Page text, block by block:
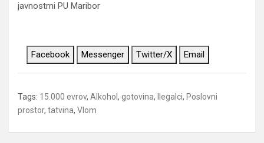
javnostmi PU Maribor
Facebook Messenger Twitter/X Email
Tags: 15.000 evrov, Alkohol , gotovina, Ilegalci, Poslovni
prostor, tatvina, Vlom